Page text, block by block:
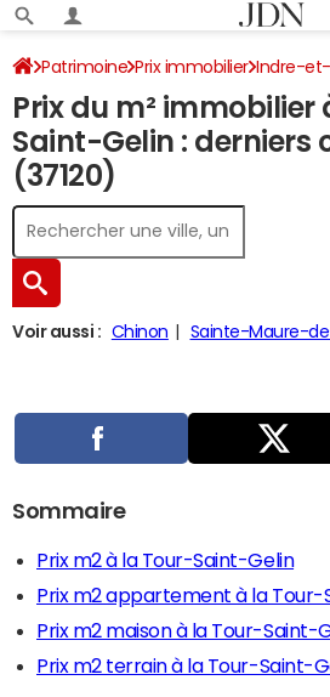
Patrimoine Prix immobilier Indre-
La Tour-Saint-Gelin
Prix du m² immobilier
Saint-Gelin : derniers
(37120)
Voir aussi : Chinon Sainte-Maure-
Sommaire
Prix m2 à la Tour-Saint-Gelin
Prix m2 appartement à la Tour-
Prix m2 maison à la Tour-Saint-
Prix m2 terrain à la Tour-Saint-